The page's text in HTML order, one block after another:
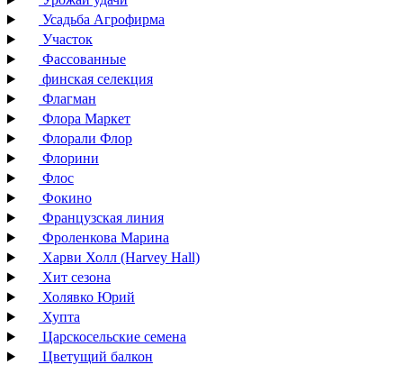
Усадьба Агрофирма
Участок
Фассованные
финская селекция
Флагман
Флора Маркет
Флорали Флор
Флорини
Флос
Фокино
Французская линия
Фроленкова Марина
Харви Холл (Harvey Hall)
Хит сезона
Холявко Юрий
Хупта
Царскосельские семена
Цветущий балкон